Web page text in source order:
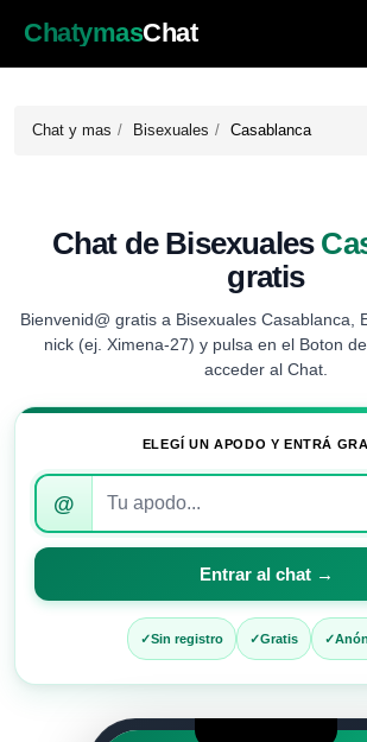
ChatymasChat
Chat y mas Bisexuales Casablanca
Chat de Bisexuales
gratis
Bienvenid@ gratis a Bisexuales Casablanca,
nick (ej. Ximena-27) y pulsa en el Boton
acceder al Chat.
ELEGÍ UN APODO Y ENTRÁ
Introduce
apodo
para
entrar
@
Entrar al chat →
Sin registro Gratis